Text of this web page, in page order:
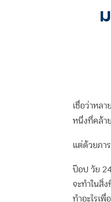
เชื่อว่าหล
หนึ่งที่คล้า
แต่ด้วยภา
ป๊อป วัย
จะทำในสิ่
ทำอะไรเพื่